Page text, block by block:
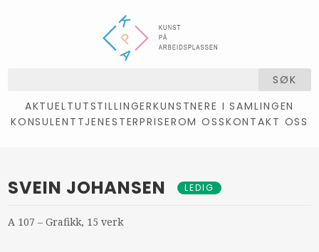
SØK
AKTUELTUTSTILLINGERKUNSTNERE I SAMLINGEN
KONSULENTTJENESTERPRISEROM OSSKONTAKT OSS
SVEIN JOHANSEN LEDIG
A 107 – Grafikk, 15 verk